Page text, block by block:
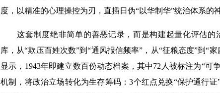
度，以精准的心理操控为刃，直插日伪“以华制华”统治体系的
这套制度绝非简单的善恶记录，而是构建起量化评估的
库，从“欺压百姓次数”到“通风报信频率”，从“征粮态度”到“
显示，1943年即建立数百份动态档案，其中72人被标注为“可
机制，将政治立场转化为生存筹码：3个红点兑换“保护通行